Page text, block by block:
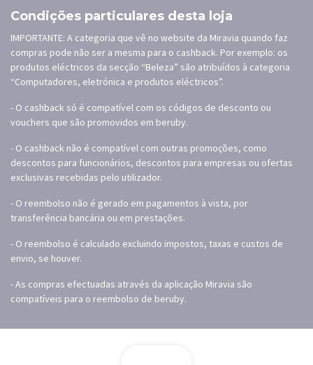
Condições particulares desta loja
IMPORTANTE: A categoria que vê no website da Miravia quando faz
compras pode não ser a mesma para o cashback. Por exemplo: os
produtos eléctricos da secção “Beleza” são atribuídos à categoria
“Computadores, eletrónica e produtos eléctricos”.
- O cashback só é compatível com os códigos de desconto ou
vouchers que são promovidos em beruby.
- O cashback não é compatível com outras promoções, como
descontos para funcionários, descontos para empresas ou ofertas
exclusivas recebidas pelo utilizador.
- O reembolso não é gerado em pagamentos à vista, por
transferência bancária ou em prestações.
- O reembolso é calculado excluindo impostos, taxas e custos de
envio, se houver.
- As compras efectuadas através da aplicação Miravia são
compatíveis para o reembolso de beruby.